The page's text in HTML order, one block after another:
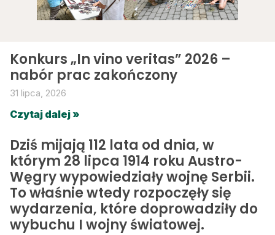
Konkurs „In vino veritas” 2026 –
nabór prac zakończony
31 lipca, 2026
Czytaj dalej »
Dziś mijają 112 lata od dnia, w
którym 28 lipca 1914 roku Austro-
Węgry wypowiedziały wojnę Serbii.
To właśnie wtedy rozpoczęły się
wydarzenia, które doprowadziły do
wybuchu I wojny światowej.